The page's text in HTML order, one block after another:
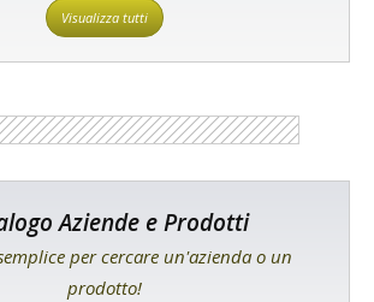
Visualizza tutti
Aziende e Prodotti
per cercare un'azienda o un
prodotto!